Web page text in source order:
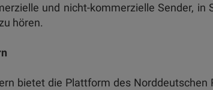
und nicht-kommerzielle Sender, in
hören.
bietet die Plattform des Norddeutschen